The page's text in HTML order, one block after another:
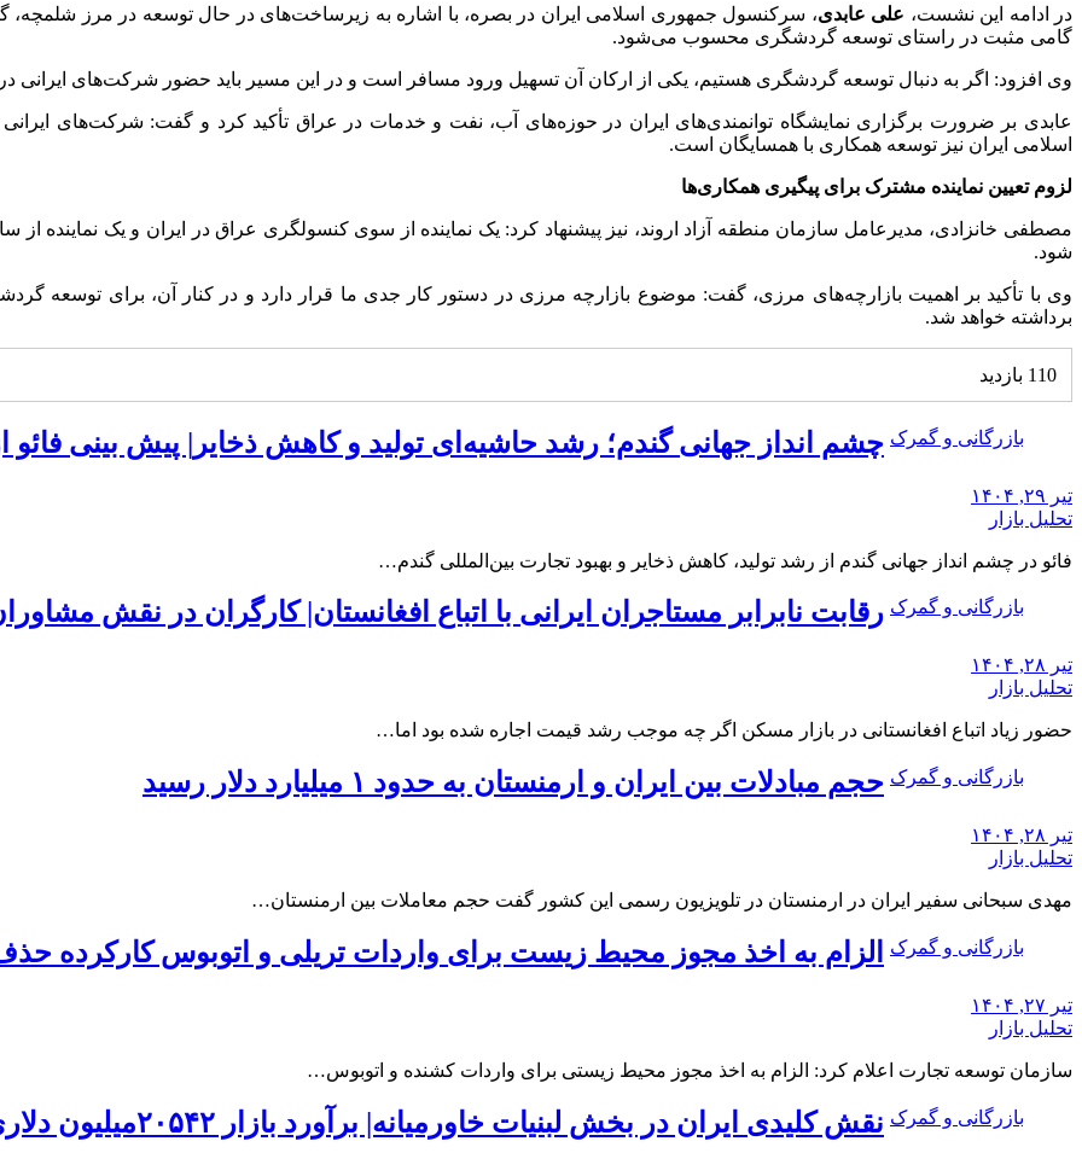
در ادامه این نشست، علی عابدی
گامی مثبت در راستای توسعه گردشگری محسوب می‌شود.
وی افزود: اگر به دنبال توسعه گردشگری هستیم، یکی از ارکان آن تسهیل ورود مسافر است و در این مسیر باید حضور شرکت‌های ایرانی
عابدی بر ضرورت برگزاری نمایشگاه توانمندی‌های ایران در حوزه‌های آب، نفت و خدمات در عراق تأکید کرد و گفت: شرکت‌های ایرانی
اسلامی ایران نیز توسعه همکاری با همسایگان است.
لزوم تعیین نماینده مشترک برای پیگیری همکاری‌ها
مصطفی خانزادی، مدیرعامل سازمان منطقه آزاد اروند، نیز پیشنهاد کرد: یک نماینده از سوی کنسولگری عراق در ایران و یک نماینده
شود.
وی با تأکید بر اهمیت بازارچه‌های مرزی، گفت: موضوع بازارچه مرزی در دستور کار جدی ما قرار دارد و در کنار آن، برای توسعه
برداشته خواهد شد.
110 بازدید
بازرگانی و گمرک چشم‌ انداز جهانی گندم؛ رشد حاشیه‌ای تولید و کاهش ذخایر| پیش بینی فائو
تیر ۲۹, ۱۴۰۴
تحلیل بازار
فائو در چشم انداز جهانی گندم از رشد تولید، کاهش ذخایر و بهبود تجارت بین‌المللی گندم…
بازرگانی و گمرک رقابت نابرابر مستاجران ایرانی با اتباع افغانستان| کارگران در نقش
تیر ۲۸, ۱۴۰۴
تحلیل بازار
حضور زیاد اتباع افغانستانی در بازار مسکن اگر چه موجب رشد قیمت اجاره شده بود اما…
بازرگانی و گمرک حجم مبادلات بین ایران و ارمنستان به حدود ۱ میلیارد دلار رسید
تیر ۲۸, ۱۴۰۴
تحلیل بازار
مهدی سبحانی سفیر ایران در ارمنستان در تلویزیون رسمی این کشور گفت حجم معاملات بین ارمنستان…
بازرگانی و گمرک الزام به اخذ مجوز محیط زیست برای واردات تریلی و اتوبوس کارکرده
تیر ۲۷, ۱۴۰۴
تحلیل بازار
سازمان توسعه تجارت اعلام کرد: الزام به اخذ مجوز محیط زیستی برای واردات کشنده و اتوبوس…
بازرگانی و گمرک نقش کلیدی ایران در بخش لبنیات خاورمیانه| برآورد بازار ۲۰۵۴۲میلیون دلاری پنیر فرآوری‌شده